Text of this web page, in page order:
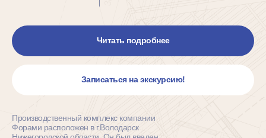
Производственный комплекс компании
Форами расположен в г.Володарск
Записаться на экскурсию!
Читать подробнее